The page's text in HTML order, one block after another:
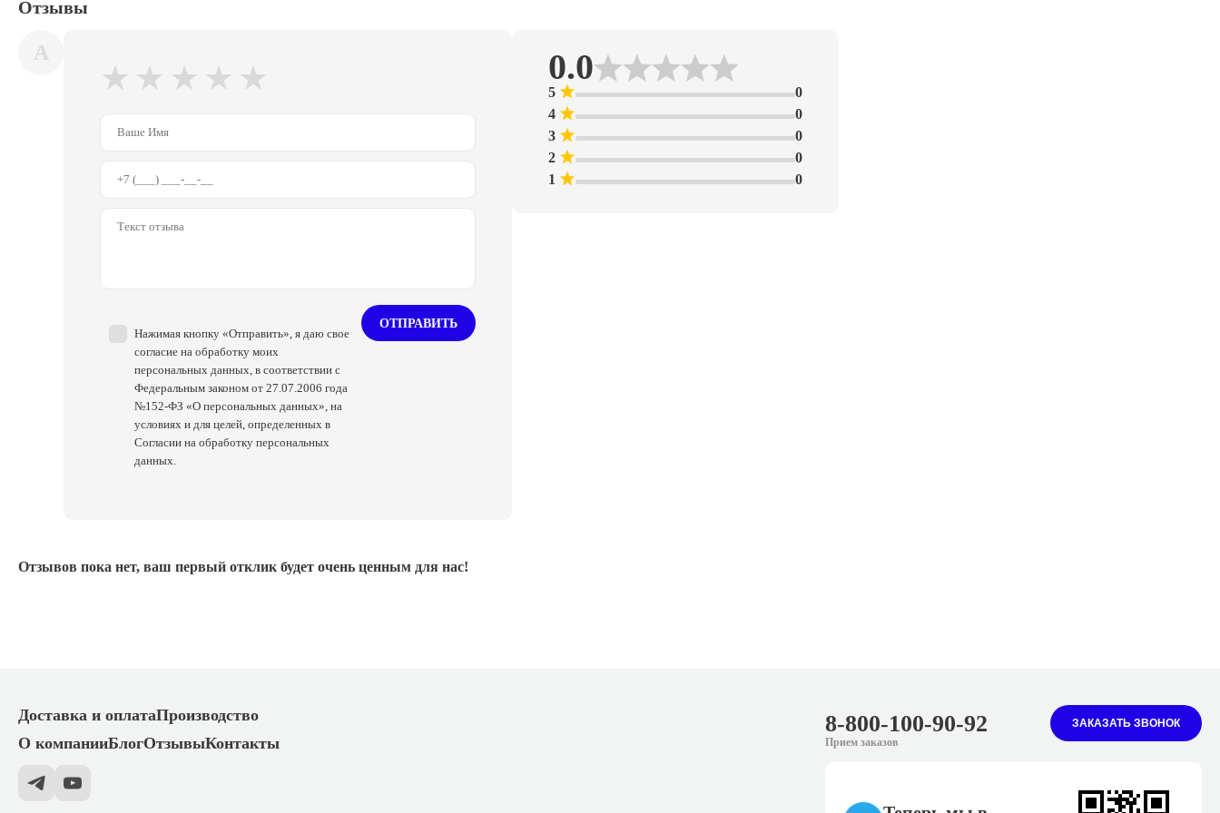
Отзывы
0.0
5
0
4
0
3
0
2
0
1
0
A
★ ★ ★ ★ ★
Нажимая кнопку «Отправить», я даю свое
согласие на обработку моих
персональных данных, в соответствии с
Федеральным законом от 27.07.2006 года
№152-ФЗ «О персональных данных», на
условиях и для целей, определенных в
Согласии на обработку персональных
данных.
ОТПРАВИТЬ
Отзывов пока нет, ваш первый отклик будет очень ценным для нас!
Доставка и оплатаПроизводство
О компанииБлогОтзывыКонтакты
8-800-100-90-92
Прием заказов
ЗАКАЗАТЬ ЗВОНОК